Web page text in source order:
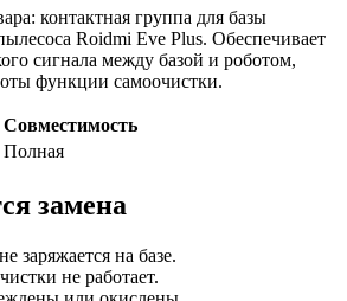
контактная группа для базы
Roidmi Eve Plus. Обеспечивает
сигнала между базой и роботом,
функции самоочистки.
Совместимость
Полная
замена
заряжается на базе.
не работает.